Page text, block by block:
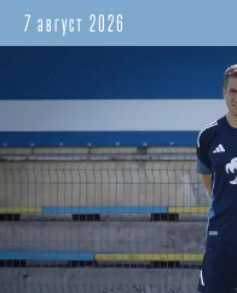
7 август 2026